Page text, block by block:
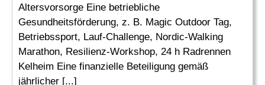
Altersvorsorge Eine betriebliche
Gesundheitsförderung, z. B. Magic Outdoor Tag,
Betriebssport, Lauf-Challenge, Nordic-Walking
Marathon, Resilienz-Workshop, 24 h Radrennen
Kelheim Eine finanzielle Beteiligung gemäß
jährlicher [...]